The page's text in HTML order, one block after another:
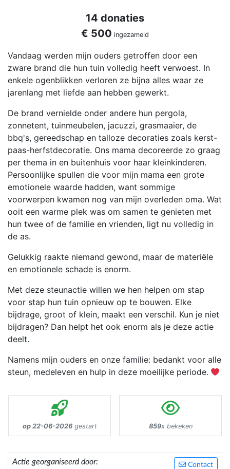
14 donaties
€ 500 ingezameld
Vandaag werden mijn ouders getroffen door een
zware brand die hun tuin volledig heeft verwoest. In
enkele ogenblikken verloren ze bijna alles waar ze
jarenlang met liefde aan hebben gewerkt.
De brand vernielde onder andere hun pergola,
zonnetent, tuinmeubelen, jacuzzi, grasmaaier, de
bbq's, gereedschap en talloze decoraties zoals kerst-
paas-herfstdecoratie. Ons mama decoreerde zo graag
per thema in en buitenhuis voor haar kleinkinderen.
Persoonlijke spullen die voor mijn mama een grote
emotionele waarde hadden, want sommige
voorwerpen kwamen nog van mijn overleden oma. Wat
ooit een warme plek was om samen te genieten met
hun twee of de familie en vrienden, ligt nu volledig in
de as.
Gelukkig raakte niemand gewond, maar de materiële
en emotionele schade is enorm.
Met deze steunactie willen we hen helpen om stap
voor stap hun tuin opnieuw op te bouwen. Elke
bijdrage, groot of klein, maakt een verschil. Kun je niet
bijdragen? Dan helpt het ook enorm als je deze actie
deelt.
Namens mijn ouders en onze familie: bedankt voor alle
steun, medeleven en hulp in deze moeilijke periode.
op 22-06-2026gestart 859x bekeken
Contact
Actie georganiseerd door: